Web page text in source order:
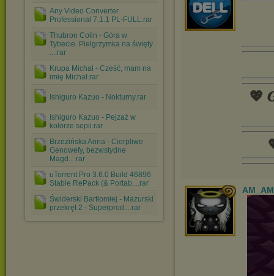
Any Video Converter
Professional 7.1.1 PL-FULL.rar
Thubron Colin - Góra w
Tybecie. Pielgrzymka na święty
....rar
Krupa Michał - Cześć, mam na
imię Michał.rar
Ishiguro Kazuo - Nokturny.rar
Ishiguro Kazuo - Pejzaż w
kolorze sepii.rar
Brzezińska Anna - Cierpliwe
Genowefy, bezwstydne
Magd....rar
uTorrent Pro 3.6.0 Build 46896
Stable RePack (& Portab....rar
Świderski Bartłomiej - Mazurski
przekręt 2 - Superprod....rar
💖
AM_AM